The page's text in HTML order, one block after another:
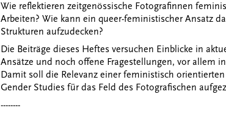
Wie reflektieren zeitgenössische Fotografinnen
Arbeiten? Wie kann ein queer-feministischer Ansatz
Strukturen aufzudecken?
Die Beiträge dieses Heftes versuchen Einblicke in
Ansätze und noch offene Fragestellungen, vor allem
Damit soll die Relevanz einer feministisch
Gender Studies für das Feld des Fotografischen
--------